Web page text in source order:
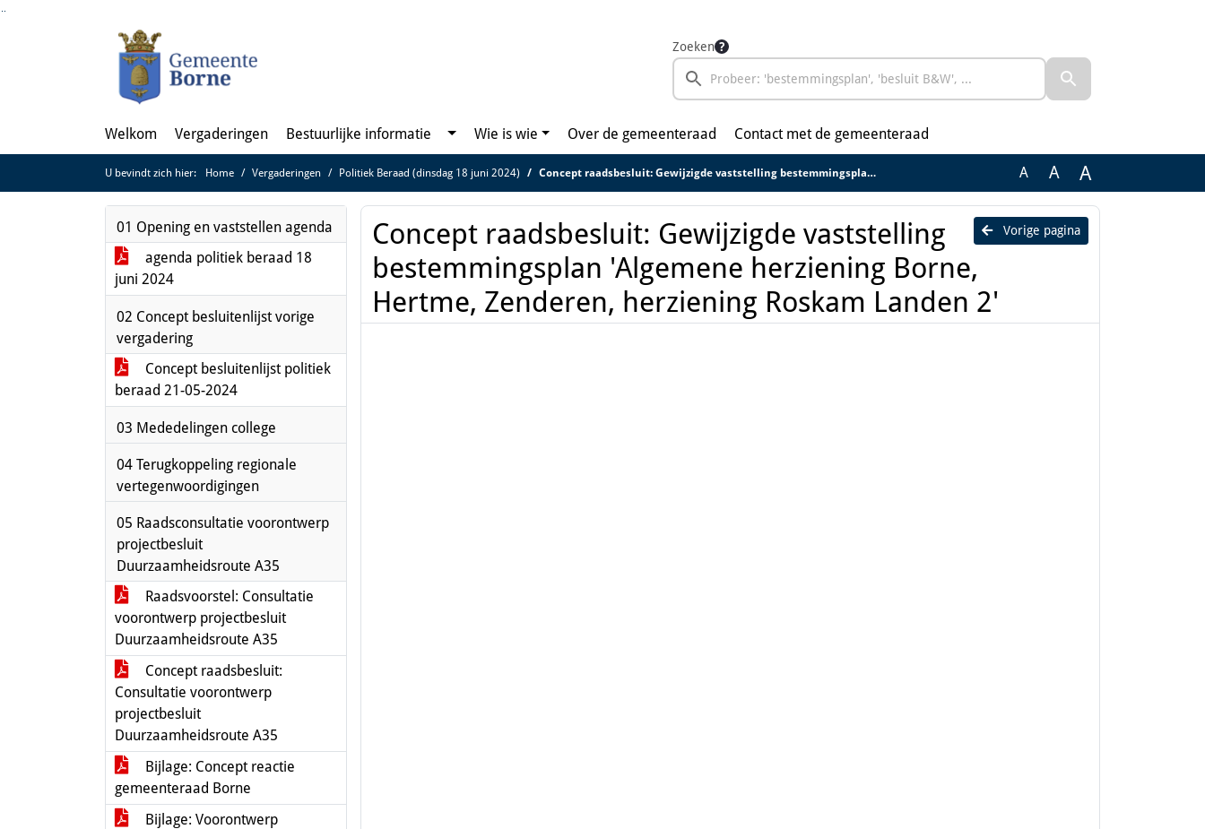
Zoeken
Welkom Vergaderingen Bestuurlijke informatie Wie is wie Over de gemeenteraad Contact met de gemeenteraad
U bevindt zich hier: Home Vergaderingen Politiek Beraad (dinsdag 18 juni 2024) Concept raadsbesluit: Gewijzigde vaststelling bestemmingsplan 'Algemene herziening Borne, Hertme, Zenderen, herziening Roskam Landen 2' A A A
01 Opening en vaststellen agenda
agenda politiek beraad 18
juni 2024
02 Concept besluitenlijst vorige
vergadering
Concept besluitenlijst politiek
beraad 21-05-2024
03 Mededelingen college
04 Terugkoppeling regionale
vertegenwoordigingen
05 Raadsconsultatie voorontwerp
projectbesluit
Duurzaamheidsroute A35
Raadsvoorstel: Consultatie
voorontwerp projectbesluit
Duurzaamheidsroute A35
Concept raadsbesluit:
Consultatie voorontwerp
projectbesluit
Duurzaamheidsroute A35
Bijlage: Concept reactie
gemeenteraad Borne
Bijlage: Voorontwerp
Vorige pagina
Concept raadsbesluit: Gewijzigde vaststelling
bestemmingsplan 'Algemene herziening Borne,
Hertme, Zenderen, herziening Roskam Landen 2'